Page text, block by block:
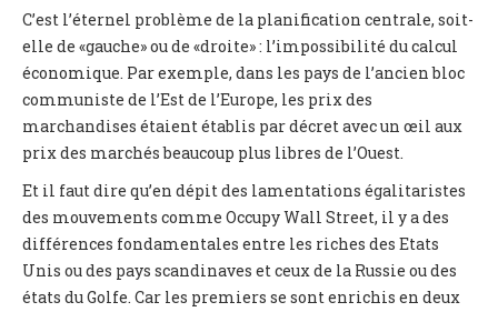
C’est l’éternel problème de la planification centrale, soit-
elle de «gauche» ou de «droite» : l’impossibilité du calcul
économique. Par exemple, dans les pays de l’ancien bloc
communiste de l’Est de l’Europe, les prix des
marchandises étaient établis par décret avec un œil aux
prix des marchés beaucoup plus libres de l’Ouest.
Et il faut dire qu’en dépit des lamentations égalitaristes
des mouvements comme Occupy Wall Street, il y a des
différences fondamentales entre les riches des Etats
Unis ou des pays scandinaves et ceux de la Russie ou des
états du Golfe. Car les premiers se sont enrichis en deux